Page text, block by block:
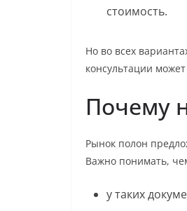
стоимость.
Но во всех
консультации
Почему
Рынок полон
Важно понимать,
у таких